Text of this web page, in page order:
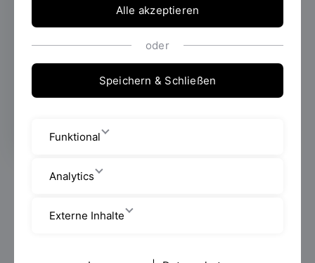
muskuloskelettalen Belastungen befasste.
Erstellt vonProf. Dr.-Ing. Sebastian
Dendorfer
Vom 4. bis 7. März 2019 veranstaltete das Labor für
internationalen Workshop „Musculoskeletal
Alle akzeptieren
oder
Speichern & Schließen
Funktional
Analytics
Externe Inhalte